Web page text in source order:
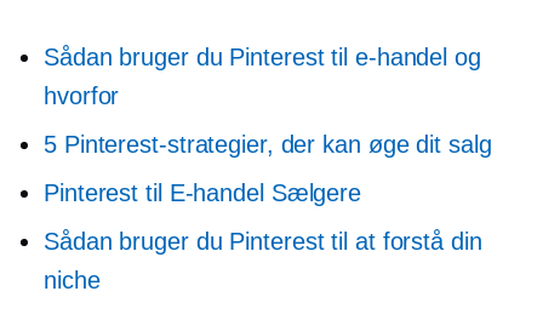
Sådan bruger du Pinterest til e-handel og
hvorfor
5 Pinterest-strategier, der kan øge dit salg
Pinterest til E-handel Sælgere
Sådan bruger du Pinterest til at forstå din
niche